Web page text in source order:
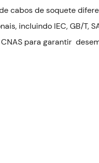
cabos de soquete
incluindo IEC, GB/T,
para garantir